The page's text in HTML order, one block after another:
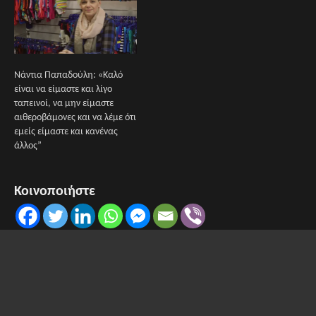
Νάντια Παπαδούλη: «Καλό
είναι να είμαστε και λίγο
ταπεινοί, να μην είμαστε
αιθεροβάμονες και να λέμε ότι
εμείς είμαστε και κανένας
άλλος”
Κοινοποιήστε